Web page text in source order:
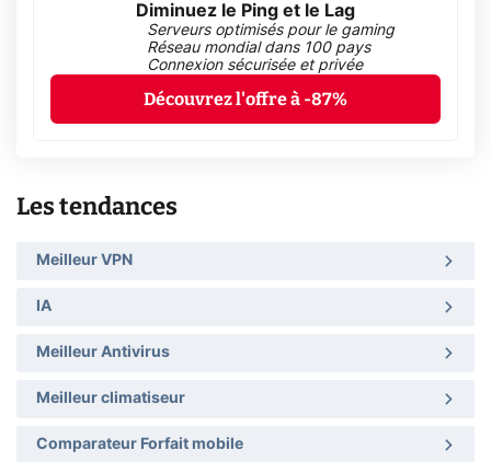
Diminuez le Ping et le Lag
Serveurs optimisés pour le gaming
Réseau mondial dans 100 pays
Connexion sécurisée et privée
Découvrez l'offre à -87%
Les tendances
Meilleur VPN
IA
Meilleur Antivirus
Meilleur climatiseur
Comparateur Forfait mobile